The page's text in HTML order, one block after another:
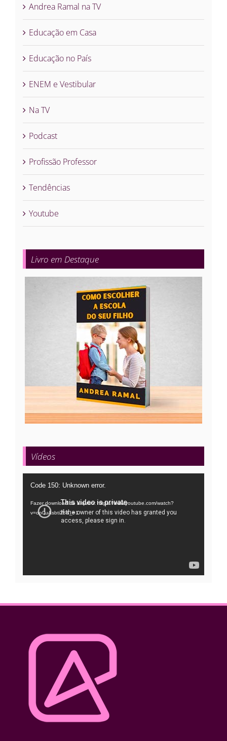
Andrea Ramal na TV
Educação em Casa
Educação no País
ENEM e Vestibular
Na TV
Podcast
Profissão Professor
Tendências
Youtube
Livro em Destaque
Vídeos
Tocador
vídeo
Code 150: Unknown error.
Fazer download do arquivo: https://www.youtube.com/watch?
v=oo0uAsbti28&_=1